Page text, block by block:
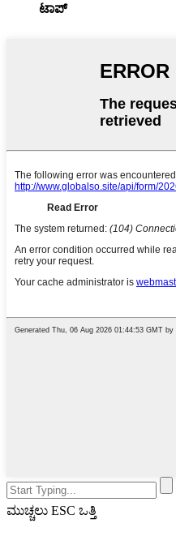
ಟಾಪ್
ಮುಚ್ಚಲು ESC ಒತ್ತಿ